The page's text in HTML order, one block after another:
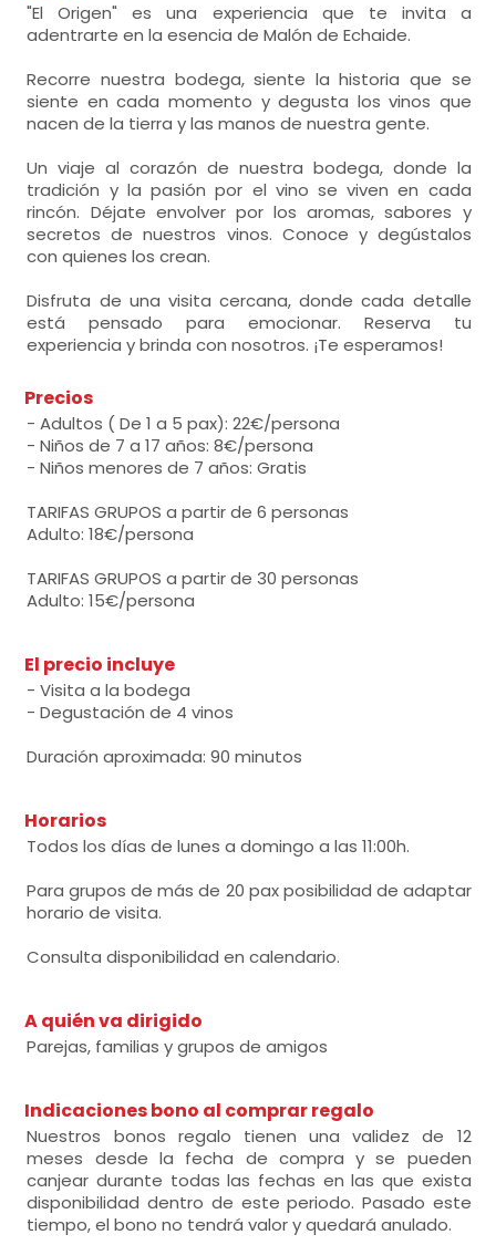
"El Origen" es una experiencia que te invita a
adentrarte en la esencia de Malón de Echaide.
Recorre nuestra bodega, siente la historia que se
siente en cada momento y degusta los vinos que
nacen de la tierra y las manos de nuestra gente.
Un viaje al corazón de nuestra bodega, donde la
tradición y la pasión por el vino se viven en cada
rincón. Déjate envolver por los aromas, sabores y
secretos de nuestros vinos. Conoce y degústalos
con quienes los crean.
Disfruta de una visita cercana, donde cada detalle
está pensado para emocionar. Reserva tu
experiencia y brinda con nosotros. ¡Te esperamos!
Precios
- Adultos ( De 1 a 5 pax): 22€/persona
- Niños de 7 a 17 años: 8€/persona
- Niños menores de 7 años: Gratis
TARIFAS GRUPOS a partir de 6 personas
Adulto: 18€/persona
TARIFAS GRUPOS a partir de 30 personas
Adulto: 15€/persona
El precio incluye
- Visita a la bodega
- Degustación de 4 vinos
Duración aproximada: 90 minutos
Horarios
Todos los días de lunes a domingo a las 11:00h.
Para grupos de más de 20 pax posibilidad de adaptar
horario de visita.
Consulta disponibilidad en calendario.
A quién va dirigido
Parejas, familias y grupos de amigos
Indicaciones bono al comprar regalo
Nuestros bonos regalo tienen una validez de 12
meses desde la fecha de compra y se pueden
canjear durante todas las fechas en las que exista
disponibilidad dentro de este periodo. Pasado este
tiempo, el bono no tendrá valor y quedará anulado.